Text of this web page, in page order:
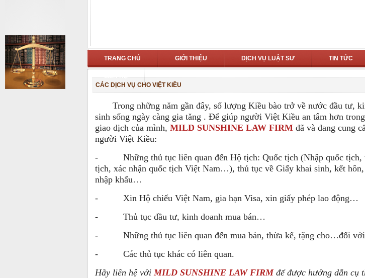
TRANG CHỦ GIỚI THIỆU DỊCH VỤ LUẬT SƯ TIN TỨC
LIÊN HỆ
CÁC DỊCH VỤ CHO VIỆT KIỀU
Trong những năm gần đây, số lượng Kiều bào trở về nước đầu tư,
sinh sống ngày càng gia tăng . Để giúp người Việt Kiều an tâm hơn
giao dịch của mình, MILD SUNSHINE LAW FIRM đã và đang cung
người Việt Kiều:
- Những thủ tục liên quan đến Hộ tịch: Quốc tịch (Nhập quốc tịch,
tịch, xác nhận quốc tịch Việt Nam…), thủ tục về Giấy khai sinh, kết
nhập khẩu…
- Xin Hộ chiếu Việt Nam, gia hạn Visa, xin giấy phép lao động…
- Thủ tục đầu tư, kinh doanh mua bán…
- Những thủ tục liên quan đến mua bán, thừa kế, tặng cho…đối với
- Các thủ tục khác có liên quan.
Hãy liên hệ vớiMILD SUNSHINE LAW FIRMđể được hướng dẫn cụ